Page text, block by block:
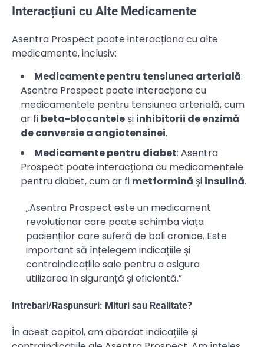
Interacțiuni cu Alte Medicamente
Asentra Prospect poate interacționa cu alte
medicamente, inclusiv:
Medicamente pentru tensiunea arterială:
Asentra Prospect poate interacționa cu
medicamentele pentru tensiunea arterială, cum
ar fi beta-blocantele și inhibitorii de enzimă
de conversie a angiotensinei.
Medicamente pentru diabet: Asentra
Prospect poate interacționa cu medicamentele
pentru diabet, cum ar fi metformină și insulină.
„Asentra Prospect este un medicament
revoluționar care poate schimba viața
pacienților care suferă de boli cronice. Este
important să înțelegem indicațiile și
contraindicațiile sale pentru a asigura
utilizarea în siguranță și eficientă.”
Intrebari/Raspunsuri: Mituri sau Realitate?
În acest capitol, am abordat indicațiile și